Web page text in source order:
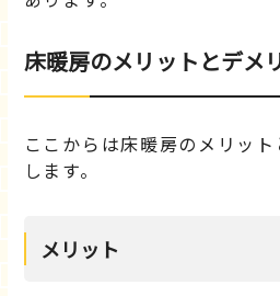
床暖房のメリットとデメ
ここからは床暖房のメリッ
します。
メリット